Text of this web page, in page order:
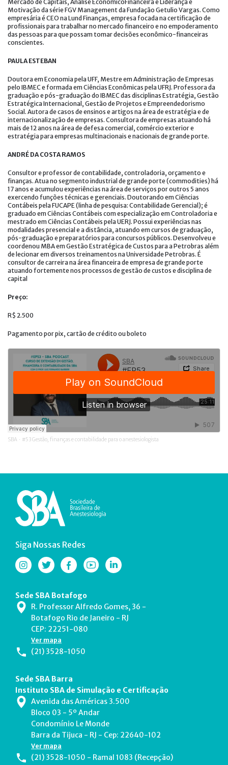
Mercado de Capitais, Análise EconômicoFinanceira e Liderança e
Motivação da série FGV Management da Fundação Getulio Vargas. Como
empresária é CEO na Lund Finanças, empresa focada na certificação de
profissionais para trabalhar no mercado financeiro e no empoderamento
das pessoas para que possam tomar decisões econômico-financeiras
conscientes.
PAULA ESTEBAN
Doutora em Economia pela UFF, Mestre em Administração de Empresas
pelo IBMEC e formada em Ciências Econômicas pela UFRJ. Professora da
graduação e pós-graduação do IBMEC das disciplinas Estratégia, Gestão
Estratégica Internacional, Gestão de Projetos e Empreendedorismo
Social. Autora de casos de ensinos e artigos na área de estratégia e de
internacionalização de empresas. Consultora de empresas atuando há
mais de 12 anos na área de defesa comercial, comércio exterior e
estratégia para empresas multinacionais e nacionais de grande porte.
ANDRÉ DA COSTA RAMOS
Consultor e professor de contabilidade, controladoria, orçamento e
finanças. Atua no segmento industrial de grande porte (commodities) há
17 anos e acumulou experiências na área de serviços por outros 5 anos
exercendo funções técnicas e gerenciais. Doutorando em Ciências
Contábeis pela FUCAPE (linha de pesquisa: Contabilidade Gerencial); é
graduado em Ciências Contábeis com especialização em Controladoria e
mestrado em Ciências Contábeis pela UERJ. Possui experiências nas
modalidades presencial e a distância, atuando em cursos de graduação,
pós-graduação e preparatórios para concursos públicos. Desenvolveu e
coordenou MBA em Gestão Estratégica de Custos para a Petrobras além
de lecionar em diversos treinamentos na Universidade Petrobras. É
consultor de carreira na área financeira de empresa de grande porte
atuando fortemente nos processos de gestão de custos e disciplina de
capital
Preço:
R$ 2.500
Pagamento por pix, cartão de crédito ou boleto
SBA · #53 Gestão, finanças e contabilidade para o anestesiologista
Siga Nossas Redes
Sede SBA Botafogo
R. Professor Alfredo Gomes, 36 -
Botafogo Rio de Janeiro - RJ
CEP: 22251-080
Ver mapa
(21) 3528-1050
Sede SBA Barra
Instituto SBA de Simulação e Certificação
Avenida das Américas 3.500
Bloco 03 - 5º Andar
Condomínio Le Monde
Barra da Tijuca - RJ - Cep: 22640-102
Ver mapa
(21) 3528-1050 - Ramal 1083 (Recepção)